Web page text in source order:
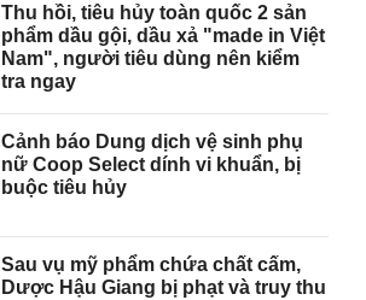
Thu hồi, tiêu hủy toàn quốc 2 sản
phẩm dầu gội, dầu xả "made in Việt
Nam", người tiêu dùng nên kiểm
tra ngay
Cảnh báo Dung dịch vệ sinh phụ
nữ Coop Select dính vi khuẩn, bị
buộc tiêu hủy
Sau vụ mỹ phẩm chứa chất cấm,
Dược Hậu Giang bị phạt và truy thu